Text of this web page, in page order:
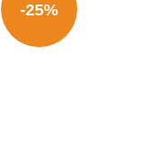
-25%